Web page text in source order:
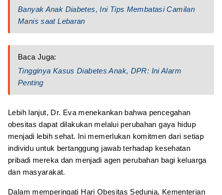
Banyak Anak Diabetes, Ini Tips Membatasi Camilan
Manis saat Lebaran
Baca Juga:
Tingginya Kasus Diabetes Anak, DPR: Ini Alarm
Penting
Lebih lanjut, Dr. Eva menekankan bahwa pencegahan
obesitas dapat dilakukan melalui perubahan gaya hidup
menjadi lebih sehat. Ini memerlukan komitmen dari setiap
individu untuk bertanggung jawab terhadap kesehatan
pribadi mereka dan menjadi agen perubahan bagi keluarga
dan masyarakat.
Dalam memperingati Hari Obesitas Sedunia, Kementerian